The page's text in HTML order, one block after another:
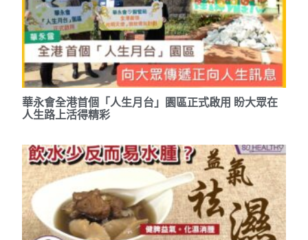
華永會全港首個「人生月台」園區正式啟用 盼大眾在
人生路上活得精彩